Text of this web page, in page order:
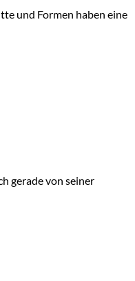
und Formen haben eine
gerade von seiner